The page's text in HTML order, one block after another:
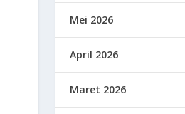
Mei 2026
April 2026
Maret 2026